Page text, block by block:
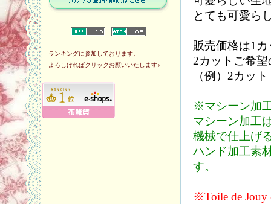
ランキングに参加しております。
よろしければクリックお願いいたします♪
とても可愛ら
販売価格は1
2カットご希
（例）2カッ
※マシーン加
マシーン加工
機械で仕上げ
ハンド加工素
す。
※Toile de